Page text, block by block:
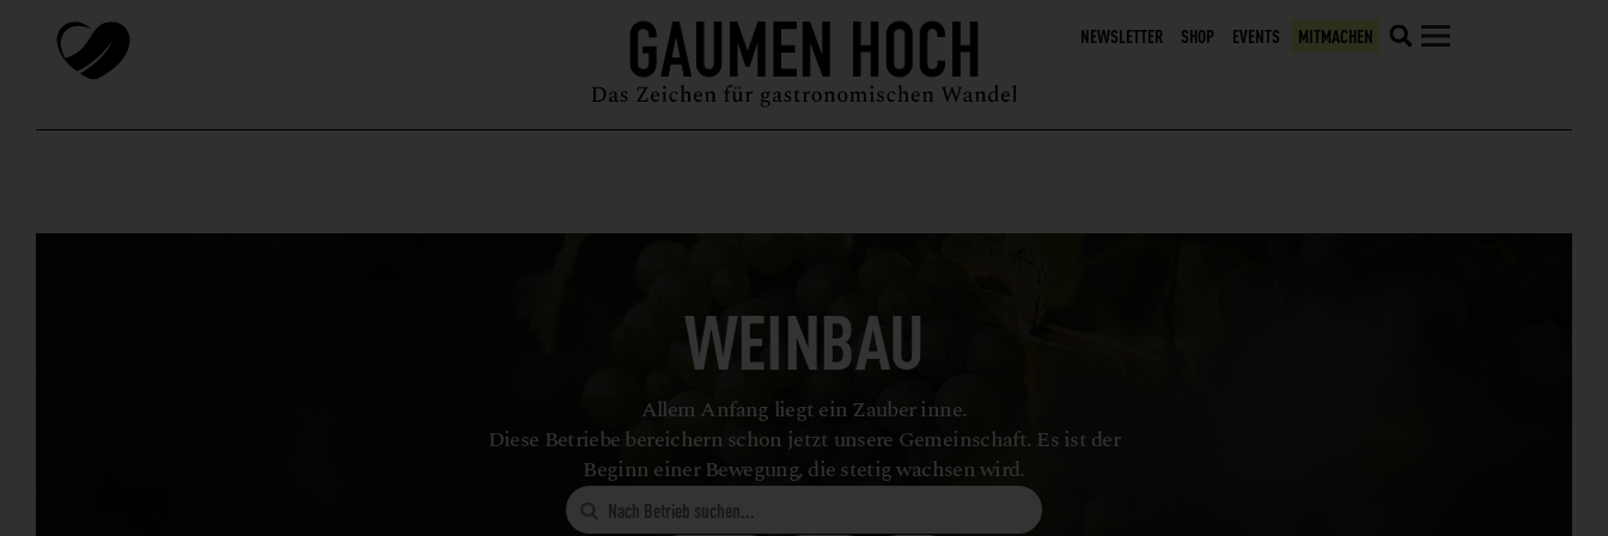
NEWSLETTER SHOP EVENTS MITMACHEN
MAGAZIN GUIDE PODCAST ÜBER UNS SYMPOSIUM
WEINBAU
Allem Anfang liegt ein Zauber inne.
Diese Betriebe bereichern schon jetzt unsere Gemeinschaft. Es ist der
Beginn einer Bewegung, die stetig wachsen wird.
